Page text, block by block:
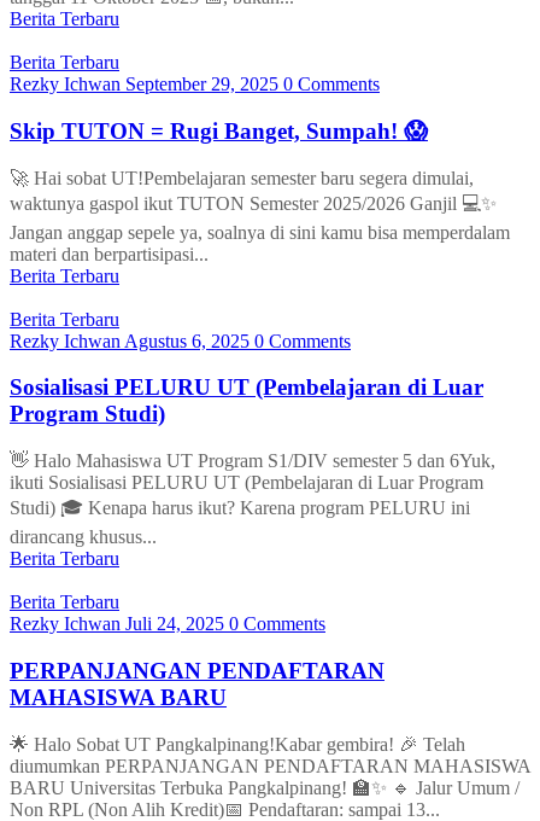
Berita Terbaru
Berita Terbaru
Rezky Ichwan September 29, 2025 0 Comments
Skip TUTON = Rugi Banget, Sumpah! 😱
🚀 Hai sobat UT!Pembelajaran semester baru segera dimulai,
waktunya gaspol ikut TUTON Semester 2025/2026 Ganjil 💻✨
Jangan anggap sepele ya, soalnya di sini kamu bisa memperdalam
materi dan berpartisipasi...
Berita Terbaru
Berita Terbaru
Rezky Ichwan Agustus 6, 2025 0 Comments
Sosialisasi PELURU UT (Pembelajaran di Luar
Program Studi)
👋 Halo Mahasiswa UT Program S1/DIV semester 5 dan 6Yuk,
ikuti Sosialisasi PELURU UT (Pembelajaran di Luar Program
Studi) 🎓 Kenapa harus ikut? Karena program PELURU ini
dirancang khusus...
Berita Terbaru
Berita Terbaru
Rezky Ichwan Juli 24, 2025 0 Comments
PERPANJANGAN PENDAFTARAN
MAHASISWA BARU
🌟 Halo Sobat UT Pangkalpinang!Kabar gembira! 🎉 Telah
diumumkan PERPANJANGAN PENDAFTARAN MAHASISWA
BARU Universitas Terbuka Pangkalpinang! 🏫✨ 🔹 Jalur Umum /
Non RPL (Non Alih Kredit)📅 Pendaftaran: sampai 13...